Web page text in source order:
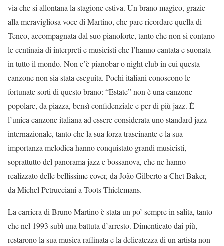
via che si allontana la stagione estiva. Un brano magico, grazie
alla meravigliosa voce di Martino, che pare ricordare quella di
Tenco, accompagnata dal suo pianoforte, tanto che non si contano
le centinaia di interpreti e musicisti che l’hanno cantata e suonata
in tutto il mondo. Non c’è pianobar o night club in cui questa
canzone non sia stata eseguita. Pochi italiani conoscono le
fortunate sorti di questo brano: “Estate” non è una canzone
popolare, da piazza, bensì confidenziale e per di più jazz. È
l’unica canzone italiana ad essere considerata uno standard jazz
internazionale, tanto che la sua forza trascinante e la sua
importanza melodica hanno conquistato grandi musicisti,
soprattutto del panorama jazz e bossanova, che ne hanno
realizzato delle bellissime cover, da João Gilberto a Chet Baker,
da Michel Petrucciani a Toots Thielemans.
La carriera di Bruno Martino è stata un po’ sempre in salita, tanto
che nel 1993 subì una battuta d’arresto. Dimenticato dai più,
restarono la sua musica raffinata e la delicatezza di un artista non